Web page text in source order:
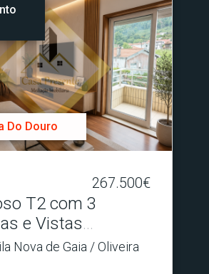
Do Douro
267.500€
T2 com 3
e Vistas
Nova de Gaia / Oliveira